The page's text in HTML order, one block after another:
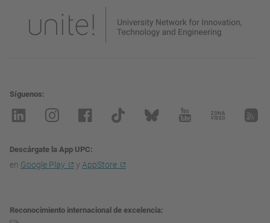
Síguenos
Descárgate la App UPC
en Google Play y AppStore
Reconocimiento internacional de excelencia